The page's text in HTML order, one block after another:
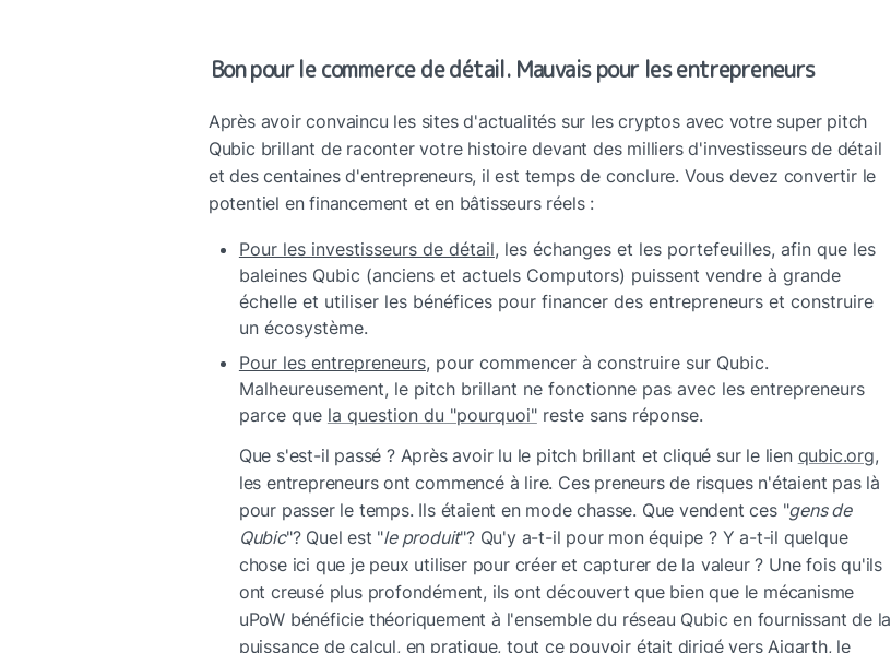
Bon pour le commerce de détail. Mauvais pour les entrepreneurs
Après avoir convaincu les sites d'actualités sur les cryptos avec votre super pitch
Qubic brillant de raconter votre histoire devant des milliers d'investisseurs de détail
et des centaines d'entrepreneurs, il est temps de conclure. Vous devez convertir le
potentiel en financement et en bâtisseurs réels :
Pour les investisseurs de détail, les échanges et les portefeuilles, afin que les
baleines Qubic (anciens et actuels Computors) puissent vendre à grande
échelle et utiliser les bénéfices pour financer des entrepreneurs et construire
un écosystème.
Pour les entrepreneurs, pour commencer à construire sur Qubic.
Malheureusement, le pitch brillant ne fonctionne pas avec les entrepreneurs
parce que la question du "pourquoi" reste sans réponse.
Que s'est-il passé ? Après avoir lu le pitch brillant et cliqué sur le lien qubic.org,
les entrepreneurs ont commencé à lire. Ces preneurs de risques n'étaient pas là
pour passer le temps. Ils étaient en mode chasse. Que vendent ces "gens de
Qubic"? Quel est "le produit"? Qu'y a-t-il pour mon équipe ? Y a-t-il quelque
chose ici que je peux utiliser pour créer et capturer de la valeur ? Une fois qu'ils
ont creusé plus profondément, ils ont découvert que bien que le mécanisme
uPoW bénéficie théoriquement à l'ensemble du réseau Qubic en fournissant de la
puissance de calcul, en pratique, tout ce pouvoir était dirigé vers Aigarth, le